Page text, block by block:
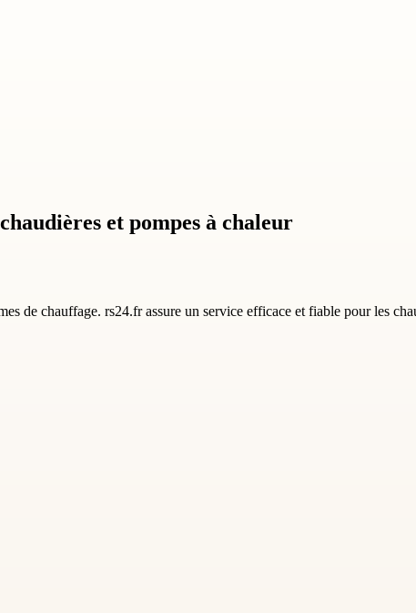
et pompes à chaleur
de chauffage. rs24.fr assure un service efficace et fiable pour les